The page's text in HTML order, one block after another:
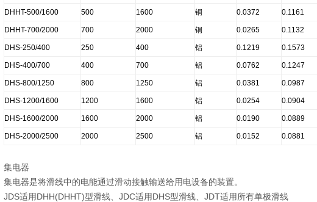
DHHT-500/1600 500 1600 铜 0.0372 0.1161
DHHT-700/2000 700 2000 铜 0.0265 0.1132
DHS-250/400 250 400 铝 0.1219 0.1573
DHS-400/700 400 700 铝 0.0762 0.1247
DHS-800/1250 800 1250 铝 0.0381 0.0987
DHS-1200/1600 1200 1600 铝 0.0254 0.0904
DHS-1600/2000 1600 2000 铝 0.0190 0.0889
DHS-2000/2500 2000 2500 铝 0.0152 0.0881
集电器
集电器是将滑线中的电能通过滑动接触输送给用电设备的装置。
JDS适用DHH(DHHT)型滑线、JDC适用DHS型滑线、JDT适用所有单极滑线